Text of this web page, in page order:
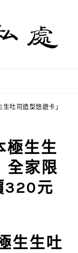
吐司造型悠遊卡」
極生生
全家限
320元
生生吐